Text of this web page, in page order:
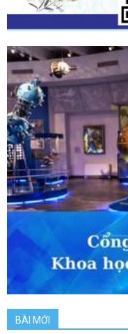
BÀI MỚI